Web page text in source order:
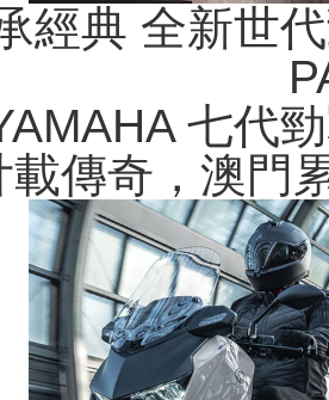
承經典 全新世
七代
載傳奇，澳門